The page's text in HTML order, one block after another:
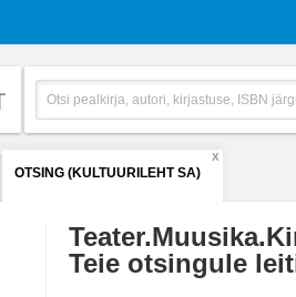
OTSING (KULTUURILEHT SA)
X
Teie otsingule